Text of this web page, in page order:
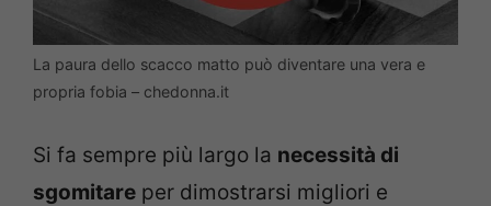
La paura dello scacco matto può diventare una vera e
propria fobia – chedonna.it
Si fa sempre più largo la necessità di
sgomitare per dimostrarsi migliori e